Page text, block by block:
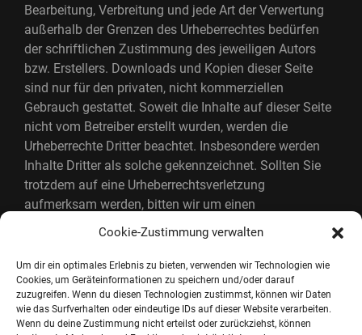
Cookie-Zustimmung verwalten
Um dir ein optimales Erlebnis zu bieten, verwenden wir Technologien wie
Cookies, um Geräteinformationen zu speichern und/oder darauf
zuzugreifen. Wenn du diesen Technologien zustimmst, können wir Daten
wie das Surfverhalten oder eindeutige IDs auf dieser Website verarbeiten.
Wenn du deine Zustimmung nicht erteilst oder zurückziehst, können
Bearbeitung, Verbreitung und jede Art der Verwertung
außerhalb der Grenzen des Urheberrechtes bedürfen
der schriftlichen Zustimmung des jeweiligen Autors
bzw. Erstellers. Downloads und Kopien dieser Seite
sind nur für den privaten, nicht kommerziellen
Gebrauch gestattet. Soweit die Inhalte auf dieser Seite
nicht vom Betreiber erstellt wurden, werden die
Urheberrechte Dritter beachtet. Insbesondere werden
Inhalte Dritter als solche gekennzeichnet. Sollten Sie
trotzdem auf eine Urheberrechtsverletzung
aufmerksam werden, bitten wir um einen
entsprechenden Hinweis. Bei Bekanntwerden von
Rechtsverletzungen werden wir derartige Inhalte
umgehend entfernen.